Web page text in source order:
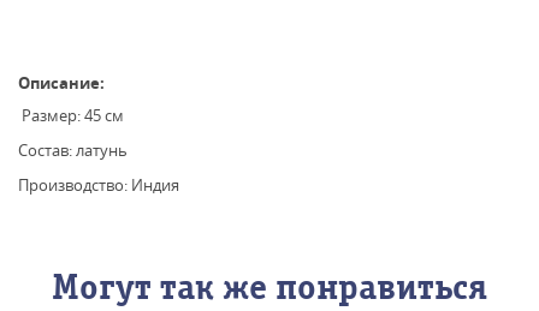
Описание:
Размер: 45 см
Состав: латунь
Производство: Индия
Могут так же понравиться